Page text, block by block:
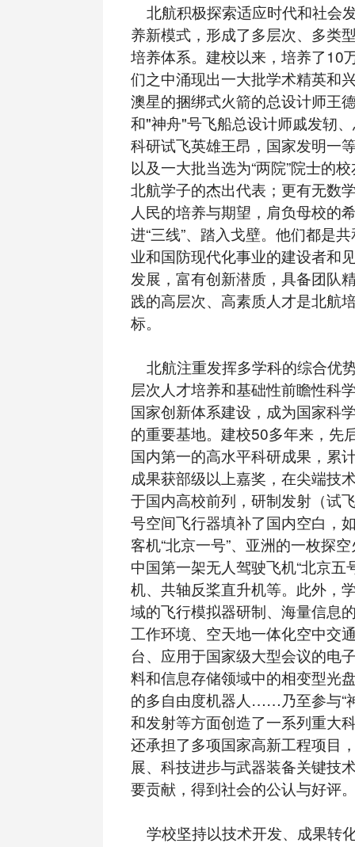
北航积极探索适应时代和社会
养新模式，形成了多层次、多类
培养体系。建校以来，培养了10
们之中涌现出一大批学术精英和
澳星的捆绑式火箭的总设计师王
和"神舟"号飞船总设计师戚发轫
科研试飞英雄王昂，国家发明一
以及一大批当选为“两院”院士的
北航学子的杰出代表；更有无数
人民的培养与期望，肩负母校的
进“三线”、踏入戈壁。他们都是
业和国防现代化事业的建设者和
发展，富有创新潜质，具备团队
践的高层次、高素质人才是北航
标。
北航注重发挥多学科的综合优
层次人才培养和基础性前瞻性科
国家创新体系建设，成为国家科
的重要基地。建校50多年来，先
国内第一的高水平科研成果，累
成果获部级以上嘉奖，在尖端技
于国内高校前列，研制发射（试
号空间飞行器填补了国内空白，
客机“北京一号”、亚洲的一枚探
中国第一架无人驾驶飞机“北京五
机、共轴反桨直升机等。此外，
域的飞行模拟器研制、海量信息
工作环境、空天地一体化空中交
台、应用于国家级大型会议的电
料和信息存储领域中的相变型光
的多自由度机器人……乃至参与“
和发射等方面创造了一系列重大
还承担了多项国家高新工程项目
展、科技进步与武器装备关键技
要贡献，得到社会的公认与好评
学校坚持以技术开发、成果转